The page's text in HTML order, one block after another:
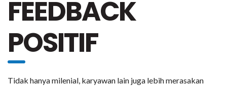
FEEDBACK
POSITIF
Tidak hanya milenial, karyawan lain juga lebih merasakan